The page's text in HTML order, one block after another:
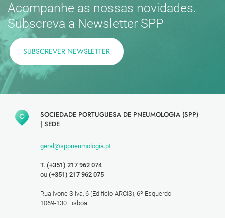
Acompanhe as nossas novidades.
Subscreva a Newsletter SPP
SUBSCREVER NEWSLETTER
SOCIEDADE PORTUGUESA DE PNEUMOLOGIA (SPP)
| SEDE
geral@sppneumologia.pt
T. (+351) 217 962 074
ou (+351) 217 962 075
Rua Ivone Silva, 6 (Edifício ARCIS), 6º Esquerdo
1069-130 Lisboa